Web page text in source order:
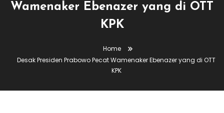
Wamenaker Ebenazer yang di OTT
KPK
Home
Desak Presiden Prabowo Pecat Wamenaker Ebenazer yang di OTT
KPK